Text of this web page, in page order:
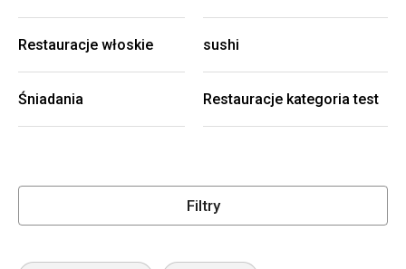
Restauracje włoskie sushi
Śniadania Restauracje kategoria test
Filtry